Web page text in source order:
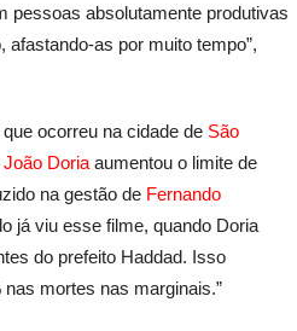
pessoas absolutamente produtivas
afastando-as por muito tempo”,
ocorreu na cidade de São
João Doria aumentou o limite de
na gestão de Fernando
já viu esse filme, quando Doria
do prefeito Haddad. Isso
mortes nas marginais.”